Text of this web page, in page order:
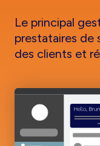
Le principal
prestataires de
des clients et